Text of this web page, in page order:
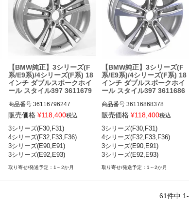
【BMW純正】3シリーズ(F
系/E9系)/4シリーズ(F系) 18
インチ ダブルスポークホイ
ール スタイル397 3611679
商品番号 36116796247
36116796247
BMW 3シリーズ(F30,F31) 12-19
BMW 4シリーズ(F32,F33,F36) 1
3-20
BMW 3シリーズ(E90,E91) 05-1
2
2
販売価格 ¥118,400税込
3シリーズ(F30,F31)
4シリーズ(F32,F33,F36)
3シリーズ(E90,E91)
3シリーズ(E92,E93)
1～2か月
【BMW純正】3シリーズ(F
系/E9系)/4シリーズ(F系) 18
インチ ダブルスポークホイ
ール スタイル397 3611686
商品番号 36116868378
36116868378
BMW 3シリーズ(F30,F31) 12-19
BMW 4シリーズ(F32,F33,F36) 1
3-20
BMW 3シリーズ(E90,E91) 05-1
2
2
販売価格 ¥118,400税込
3シリーズ(F30,F31)
4シリーズ(F32,F33,F36)
3シリーズ(E90,E91)
3シリーズ(E92,E93)
1～2か月
61件中 1-